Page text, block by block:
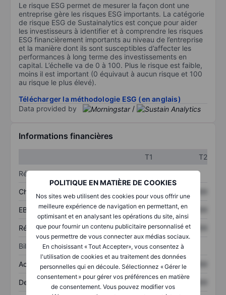
POLITIQUE EN MATIÈRE DE COOKIES
Nos sites web utilisent des cookies pour vous offrir une
meilleure expérience de navigation en permettant, en
optimisant et en analysant les opérations du site, ainsi
que pour fournir un contenu publicitaire personnalisé et
vous permettre de vous connecter aux médias sociaux.
En choisissant « Tout Accepter», vous consentez à
l'utilisation de cookies et au traitement des données
personnelles qui en découle. Sélectionnez « Gérer le
consentement » pour gérer vos préférences en matière
de consentement. Vous pouvez modifier vos
Le risque ESG permet de mesurer la façon dont une
entreprise gère les risques ESG importants. La catégorie
de risque ESG de Sustainalytics est conçue pour aider
les investisseurs à identifier et à comprendre les risques
ESG financièrement importants au niveau de l’entreprise
et la manière dont ils sont susceptibles d’affecter les
performances à long terme des investissements en
capital. L’échelle va de 0 à 100. Plus le risque est faible,
moins il est important (0 équivaut à aucun risque et 100
au risque le plus élevé).
Télécharger la méthodologie ESG (en anglais)
Data provided by
/
Informations financières
T1
T2
Résultats
Chiffre d’affaires
EBITDA XXXXXXX XXXXXXX
Résultat net XXXXXXX XXXXXXX
Bilan
Actifs totaux XXXXXXX XXXXXXX
Dette totale XXXXXXX